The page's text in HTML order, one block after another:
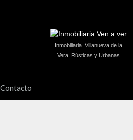
Inmobiliaria. Villanueva de la
Vera. Rústicas y Urbanas
Contacto